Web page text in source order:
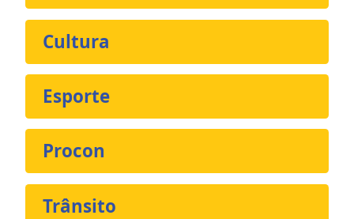
Cultura
Esporte
Procon
Trânsito